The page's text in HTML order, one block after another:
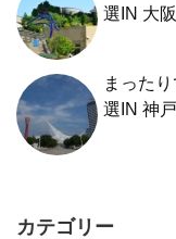
選IN 大阪
まった
選IN 神戸
カテゴリー